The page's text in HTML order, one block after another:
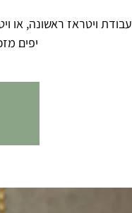
עבודת ויטראז ראשונה, או
יפים